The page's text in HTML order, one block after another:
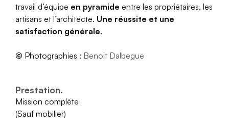
Prestation.
Mission complète
(Sauf mobilier)
travail d’équipe en pyramide entre les propriétaires, les
artisans et l’architecte. Une réussite et une
satisfaction générale.
© Photographies : Benoit Dalbegue